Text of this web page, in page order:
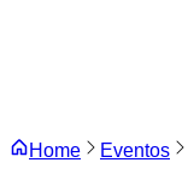
Home Eventos